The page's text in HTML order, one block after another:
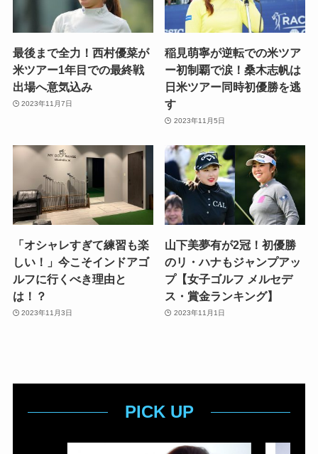
最後まで全力！西村優菜が
米ツアー1年目での最終戦
出場へ意気込み
2023年11月7日
稲見萌寧が逆転での米ツア
ー初制覇で涙！桑木志帆は
日米ツアー同時初優勝を逃
す
2023年11月5日
「オシャレすぎて練習も楽
しい！」今こそインドアゴ
ルフに行くべき理由と
は！？
2023年11月3日
山下美夢有が2冠！初優勝
のリ・ハナもジャンプアッ
プ【女子ゴルフ メルセデ
ス・賞金ランキング】
2023年11月1日
PICK UP